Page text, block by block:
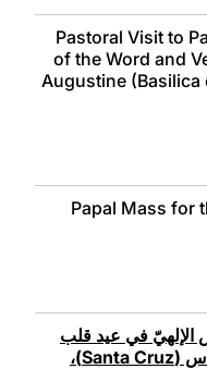
Pastoral Visit to
of the Word and
Augustine (Basilica
Papal Mass for
الإلهيّ في عيد قلب
يسوع الأقدس - مرفأ الصّليب المقدّس (Santa Cruz)،